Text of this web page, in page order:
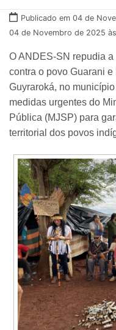
Publicado em 04 de
04 de Novembro de 2025
O ANDES-SN repudia
contra o povo Guarani
Guyraroká, no
medidas urgentes do
Pública (MJSP) para
territorial dos povos